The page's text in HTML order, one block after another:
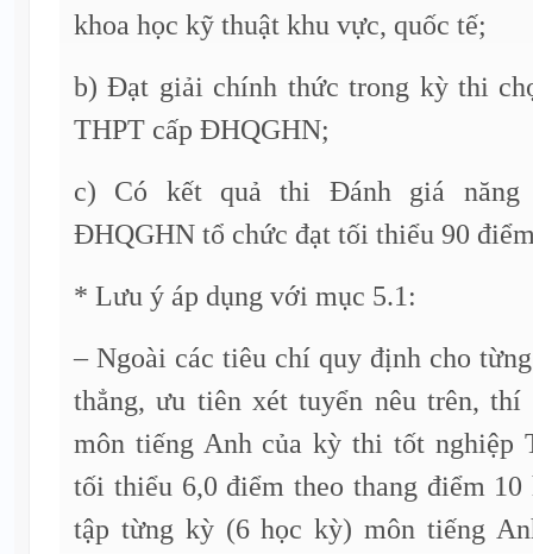
khoa học kỹ thuật khu vực, quốc tế;
b) Đạt giải chính thức trong kỳ thi
THPT cấp ĐHQGHN;
c) Có kết quả thi Đánh giá năng
ĐHQGHN tổ chức đạt tối thiểu 90
* Lưu ý áp dụng với mục 5.1:
– Ngoài các tiêu chí quy định cho
thẳng, ưu tiên xét tuyển nêu trên, thí
môn tiếng Anh của kỳ thi tốt nghiệp
tối thiểu 6,0 điểm theo thang điểm 10
tập từng kỳ (6 học kỳ) môn tiếng